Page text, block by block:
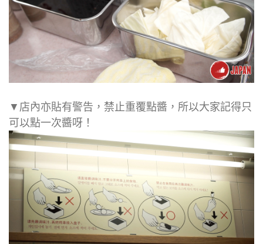
▼店內亦貼有警告，禁止重覆點醬，所以大家記得只
可以點一次醬呀！